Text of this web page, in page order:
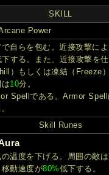
SKILL
Power
自らを包む。近接攻撃に
下する。また、近接攻撃を
）もしくは凍結（Freeze
10分。
Spellである。Armor
Skill Runes
温度を下げる。周囲の敵
動速度が80%低下する。